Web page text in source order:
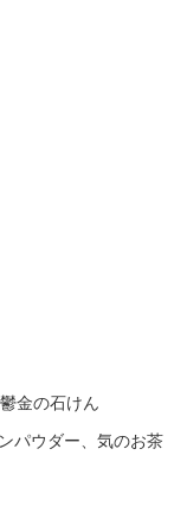
金の石けん
パウダー、気のお茶